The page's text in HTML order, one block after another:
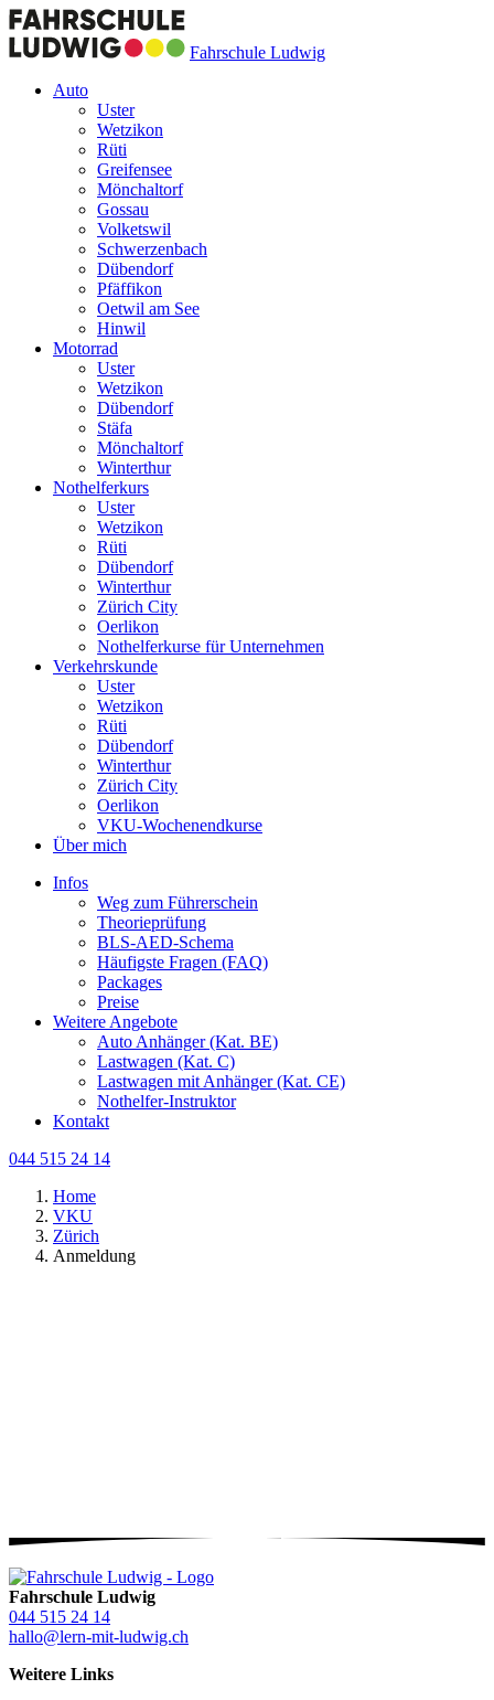
Fahrschule Ludwig
Auto
Uster
Wetzikon
Rüti
Greifensee
Mönchaltorf
Gossau
Volketswil
Schwerzenbach
Dübendorf
Pfäffikon
Oetwil am See
Hinwil
Motorrad
Uster
Wetzikon
Dübendorf
Stäfa
Mönchaltorf
Winterthur
Nothelferkurs
Uster
Wetzikon
Rüti
Dübendorf
Winterthur
Zürich City
Oerlikon
Nothelferkurse für Unternehmen
Verkehrskunde
Uster
Wetzikon
Rüti
Dübendorf
Winterthur
Zürich City
Oerlikon
VKU-Wochenendkurse
Über mich
Infos
Weg zum Führerschein
Theorieprüfung
BLS-AED-Schema
Häufigste Fragen (FAQ)
Packages
Preise
Weitere Angebote
Auto Anhänger (Kat. BE)
Lastwagen (Kat. C)
Lastwagen mit Anhänger (Kat. CE)
Nothelfer-Instruktor
Kontakt
044 515 24 14
Home
VKU
Zürich
Anmeldung
Fahrschule Ludwig
044 515 24 14
hallo@lern-mit-ludwig.ch
Weitere Links